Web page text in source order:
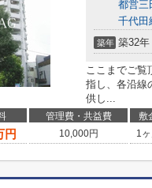
都営三
千代田
築年 築32年
ここまでご覧
指し、各沿線
供し...
管理費・共益費 敷
円 10,000円 1ヶ